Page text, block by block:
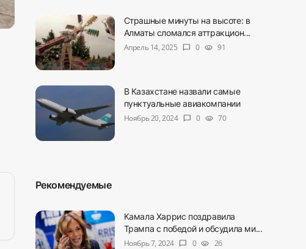
Страшные минуты на высоте: в
Алматы сломался аттракцион...
Апрель 14, 2025
chat_bubble 0 visibility 91
В Казахстане назвали самые
пунктуальные авиакомпании
Ноябрь 20, 2024
chat_bubble 0 visibility 70
Рекомендуемые
Камала Харрис поздравила
Трампа с победой и обсудила ми...
Ноябрь 7, 2024
chat_bubble 0 visibility 26